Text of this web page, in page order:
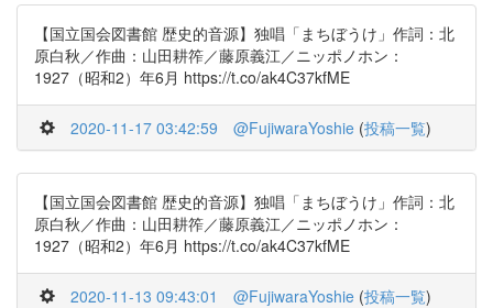
【国立国会図書館 歴史的音源】独唱「まちぼうけ」作詞：北
原白秋／作曲：山田耕筰／藤原義江／ニッポノホン：
1927（昭和2）年6月 https://t.co/ak4C37kfME
2020-11-17 03:42:59 @FujiwaraYoshie (投稿一覧)
【国立国会図書館 歴史的音源】独唱「まちぼうけ」作詞：北
原白秋／作曲：山田耕筰／藤原義江／ニッポノホン：
1927（昭和2）年6月 https://t.co/ak4C37kfME
2020-11-13 09:43:01 @FujiwaraYoshie (投稿一覧)